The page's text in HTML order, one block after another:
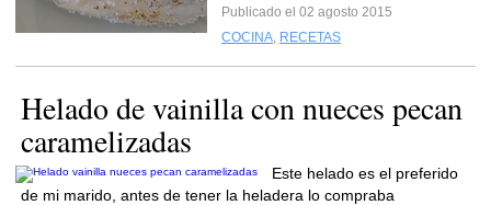
Publicado el 02 agosto 2015
COCINA, RECETAS
Helado de vainilla con nueces pecan
caramelizadas
Este helado es el preferido
de mi marido, antes de tener la heladera lo compraba